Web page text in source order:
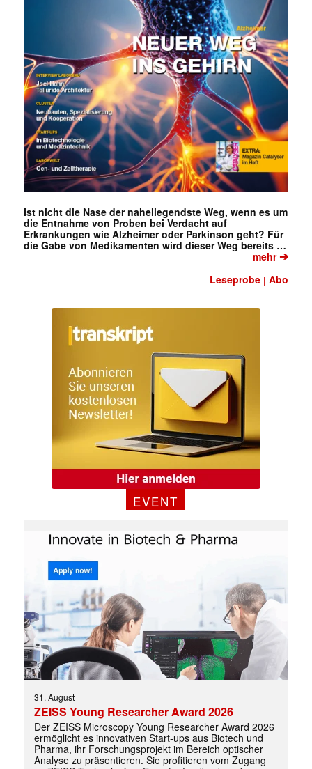
Ist nicht die Nase der naheliegendste Weg, wenn es um
die Entnahme von Proben bei Verdacht auf
Erkrankungen wie Alzheimer oder Parkinson geht? Für
die Gabe von Medikamenten wird dieser Weg bereits …
mehr➔
Leseprobe |Abo
EVENT
31. August
ZEISS Young Researcher Award 2026
Der ZEISS Microscopy Young Researcher Award 2026
ermöglicht es innovativen Start-ups aus Biotech und
Pharma, ihr Forschungsprojekt im Bereich optischer
Analyse zu präsentieren. Sie profitieren vom Zugang